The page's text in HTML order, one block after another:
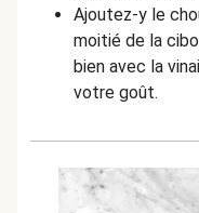
Ajoutez-y le
moitié de la
bien avec la
votre goût.